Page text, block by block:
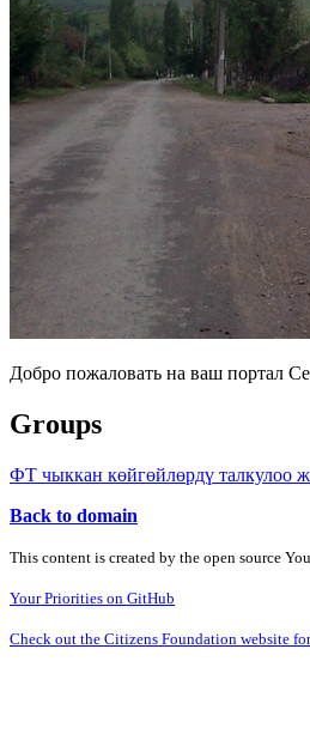
Добро пожаловать на ваш портал
Groups
ФТ чыккан көйгөйлөрдү талкулоо
Back to domain
This content is created by the open source
Your Priorities on GitHub
Check out the Citizens Foundation website